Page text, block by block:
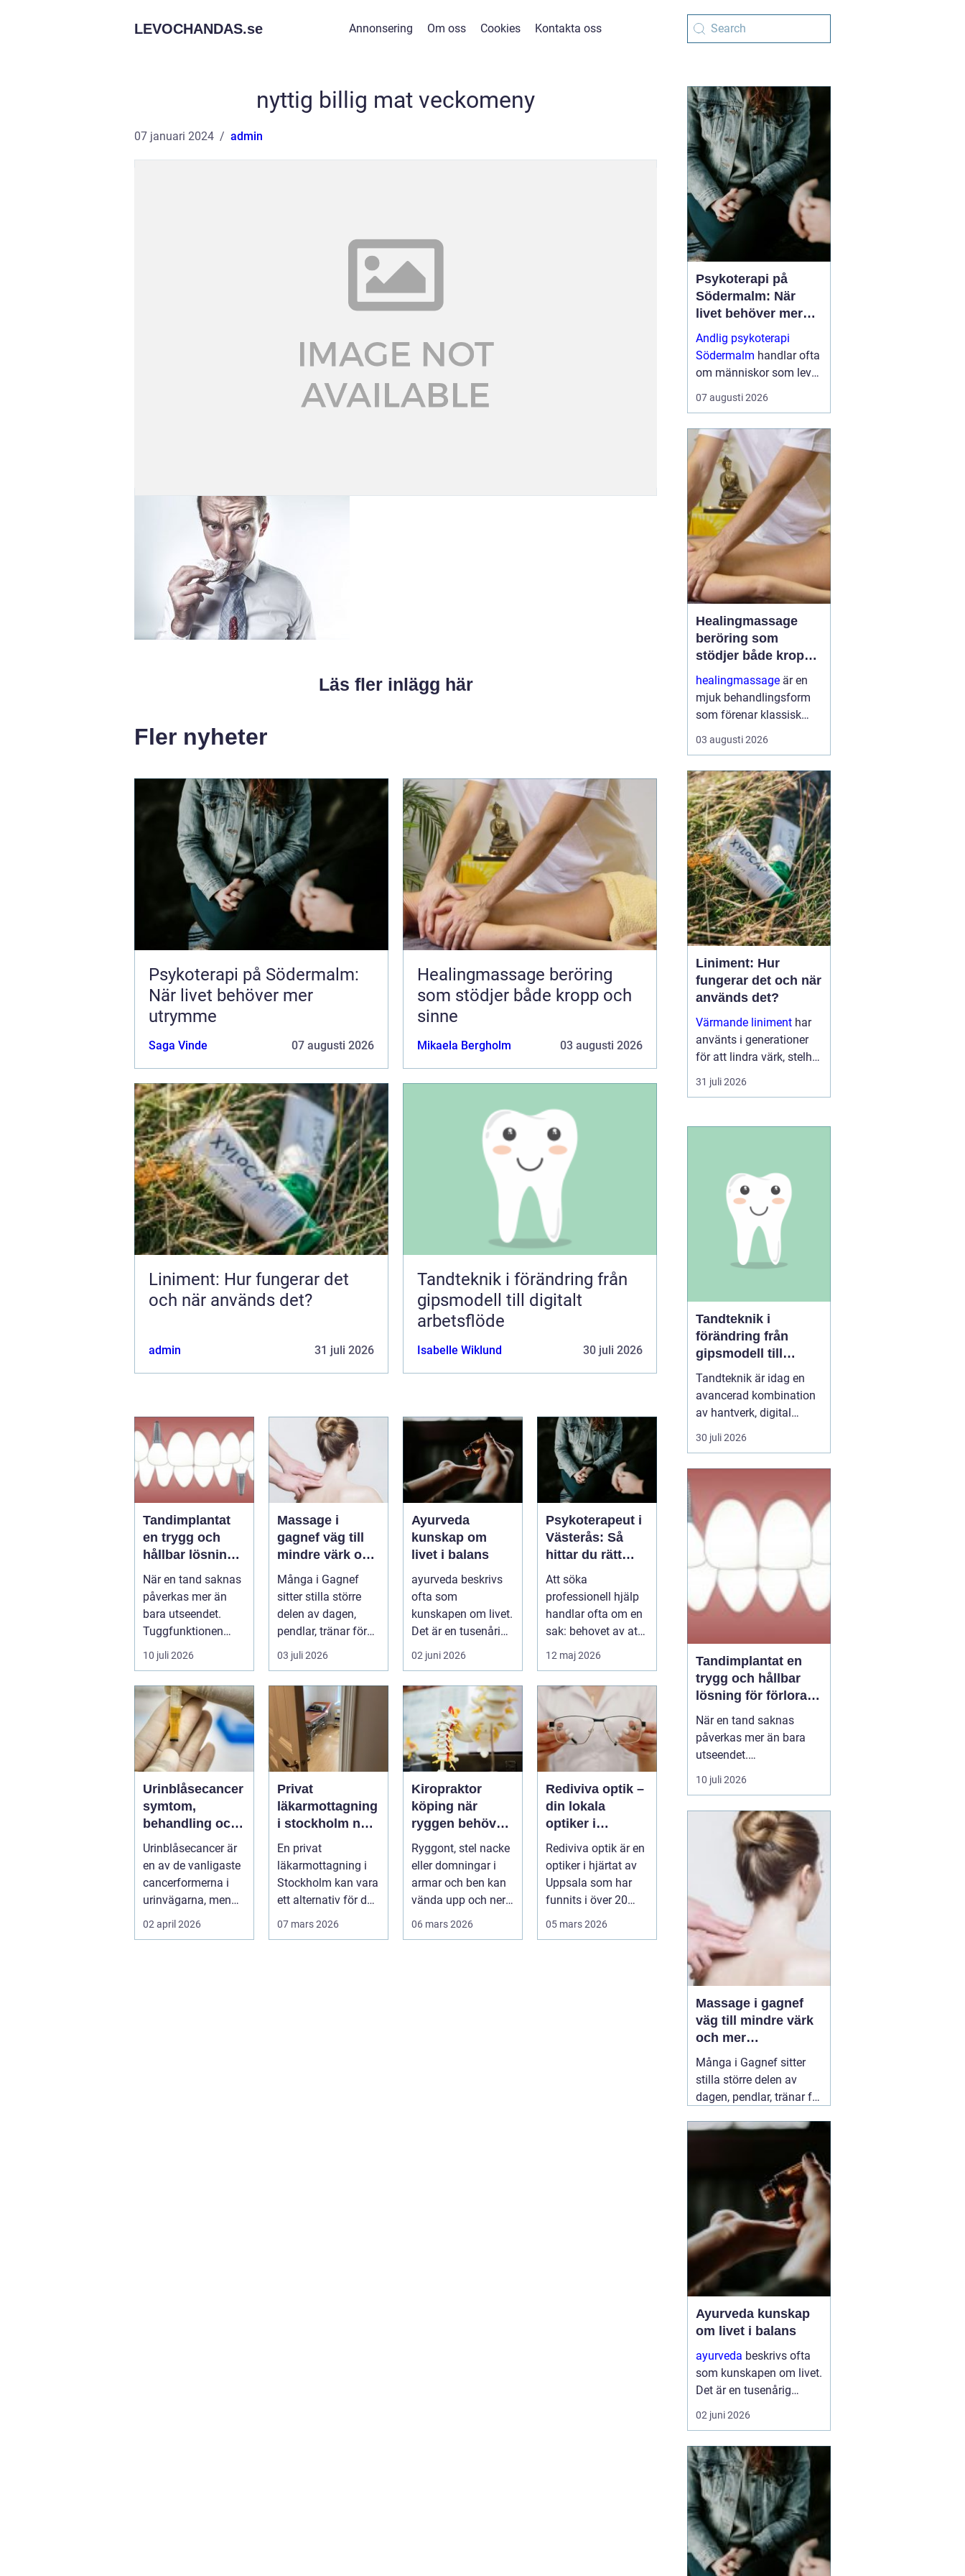
LEVOCHANDAS.se Annonsering Om oss Cookies Kontakta oss
nyttig billig mat veckomeny
07 januari 2024 admin
Läs fler inlägg här
Fler nyheter
Psykoterapi på Södermalm:
När livet behöver mer
utrymme
Saga Vinde 07 augusti 2026
Healingmassage beröring
som stödjer både kropp och
sinne
Mikaela Bergholm 03 augusti 2026
Liniment: Hur fungerar det
och när används det?
admin 31 juli 2026
Tandteknik i förändring från
gipsmodell till digitalt
arbetsflöde
Isabelle Wiklund 30 juli 2026
Tandimplantat
en trygg och
hållbar lösning
för förlorade
tänder
När en tand saknas
påverkas mer än
bara utseendet.
Tuggfunktionen
försämras, leendet
förändras och m...
10 juli 2026
Massage i
gagnef väg till
mindre värk och
mer
vardagsenergi
Många i Gagnef
sitter stilla större
delen av dagen,
pendlar, tränar för
hårt eller sover
dåligt. Axl...
03 juli 2026
Ayurveda
kunskap om
livet i balans
ayurveda beskrivs
ofta som
kunskapen om livet.
Det är en tusenårig
tradition som väver
samman kropp,...
02 juni 2026
Psykoterapeut i
Västerås: Så
hittar du rätt
psykolog i
Västerås för
samtal och
terapi
Att söka
professionell hjälp
handlar ofta om en
sak: behovet av att
få prata med n&a...
12 maj 2026
Urinblåsecancer
symtom,
behandling och
livet efter
diagnosen
Urinblåsecancer är
en av de vanligaste
cancerformerna i
urinvägarna, men
trots det hamnar
den ofta i...
02 april 2026
Privat
läkarmottagning
i stockholm när
personlig vård
och
specialistkunsk
ap är viktig
En privat
läkarmottagning i
Stockholm kan vara
ett alternativ för den
07 mars 2026
Kiropraktor
köping när
ryggen behöver
mer än vila
Ryggont, stel nacke
eller domningar i
armar och ben kan
vända upp och ner
06 mars 2026
Rediviva optik –
din lokala
optiker i
Uppsala
Rediviva optik är en
optiker i hjärtat av
Uppsala som har
funnits i över 20
05 mars 2026
Psykoterapi på
Södermalm: När
livet behöver mer
utrymme
Andlig psykoterapi
Södermalm handlar ofta
om människor som lever
i ett högt tempo, mitt i
stadens puls, men som
07 augusti 2026
Healingmassage
beröring som
stödjer både kropp
och sinne
healingmassage är en
mjuk behandlingsform
som förenar klassisk
massage med
energibaserad healing.
avslappning, lösa upp
spänningar och stödja
kroppens egen förmåga
till åt...
03 augusti 2026
Liniment: Hur
fungerar det och när
används det?
Värmande liniment har
använts i generationer
för att lindra värk, stelhet
och trötta muskler. I dag
finns moderna, mer
som kombinerar...
31 juli 2026
Tandteknik i
förändring från
gipsmodell till
digitalt arbetsflöde
Tandteknik är idag en
avancerad kombination
av hantverk, digital
teknik och medicinsk
kunskap. Bakom varje
noggrant arbete där
estetik, funktion och
långsiktig hållbarhet
och labb sa...
30 juli 2026
Tandimplantat en
trygg och hållbar
lösning för förlorade
tänder
När en tand saknas
påverkas mer än bara
utseendet.
Tuggfunktionen
försämras, leendet
blir osäkra i sociala
sammanhang.
tandimplantathar under
de senaste åren blivit en
10 juli 2026
Massage i gagnef
väg till mindre värk
och mer
vardagsenergi
Många i Gagnef sitter
stilla större delen av
dagen, pendlar, tränar för
Axlarna kryper upp mot
värker och huvudvärken
kommer smygande på
eftermiddagen. Då börjar
många03 juli 2026
Ayurveda kunskap
om livet i balans
ayurveda beskrivs ofta
som kunskapen om livet.
Det är en tusenårig
tradition som väver
samman kropp, sinne
stället för att bara
dämpa symptom
försöker ayurvedan
förstå varför v...
02 juni 2026